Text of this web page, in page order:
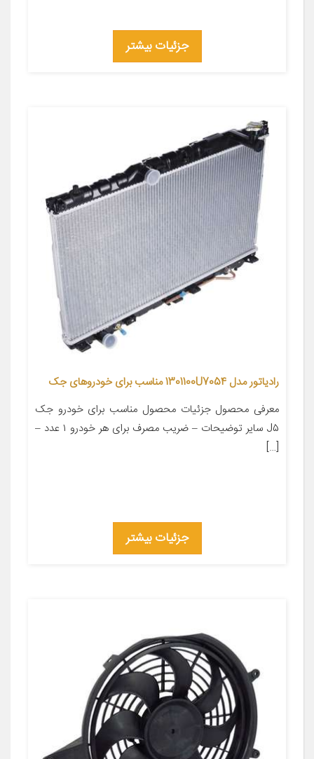
جزئیات بیشتر
رادیاتور مدل 1301100U7054 مناسب برای خودروهای جک
معرفی محصول جزئیات محصول مناسب برای خودرو جک
J۵ سایر توضیحات – ضریب مصرف برای هر خودرو ۱ عدد –
[…]
جزئیات بیشتر